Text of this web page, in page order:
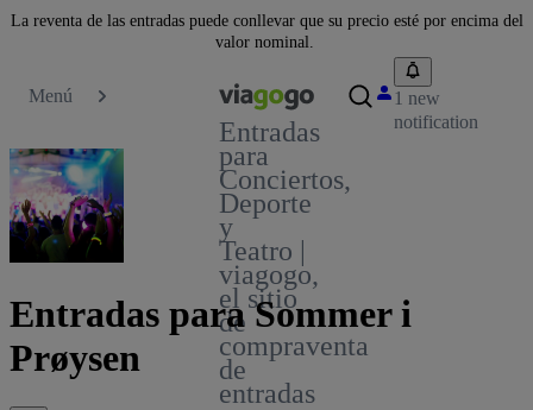
La reventa de las entradas puede conllevar que su precio esté por encima del
valor nominal.
Menú
Entradas
para
Conciertos,
Deporte
y
Teatro |
viagogo,
el sitio
de
compraventa
de
entradas
1 new
notification
Entradas para Sommer i
Prøysen